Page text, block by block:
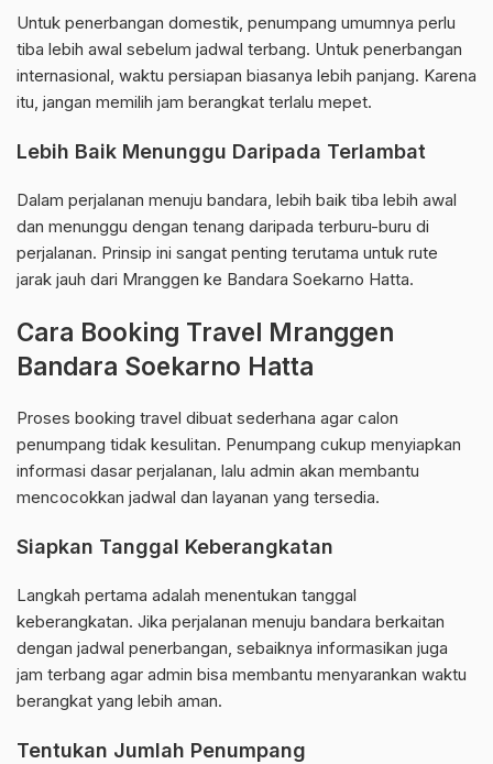
Untuk penerbangan domestik, penumpang umumnya perlu
tiba lebih awal sebelum jadwal terbang. Untuk penerbangan
internasional, waktu persiapan biasanya lebih panjang. Karena
itu, jangan memilih jam berangkat terlalu mepet.
Lebih Baik Menunggu Daripada Terlambat
Dalam perjalanan menuju bandara, lebih baik tiba lebih awal
dan menunggu dengan tenang daripada terburu-buru di
perjalanan. Prinsip ini sangat penting terutama untuk rute
jarak jauh dari Mranggen ke Bandara Soekarno Hatta.
Cara Booking Travel Mranggen
Bandara Soekarno Hatta
Proses booking travel dibuat sederhana agar calon
penumpang tidak kesulitan. Penumpang cukup menyiapkan
informasi dasar perjalanan, lalu admin akan membantu
mencocokkan jadwal dan layanan yang tersedia.
Siapkan Tanggal Keberangkatan
Langkah pertama adalah menentukan tanggal
keberangkatan. Jika perjalanan menuju bandara berkaitan
dengan jadwal penerbangan, sebaiknya informasikan juga
jam terbang agar admin bisa membantu menyarankan waktu
berangkat yang lebih aman.
Tentukan Jumlah Penumpang